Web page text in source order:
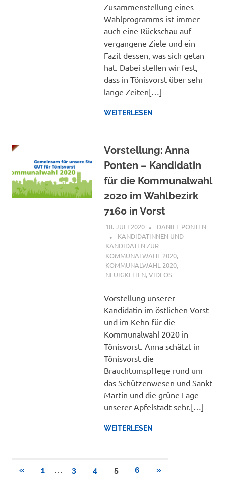
Zusammenstellung eines
Wahlprogramms ist immer
auch eine Rückschau auf
vergangene Ziele und ein
Fazit dessen, was sich getan
hat. Dabei stellen wir fest,
dass in Tönisvorst über sehr
lange Zeiten[…]
WEITERLESEN
Vorstellung: Anna
Ponten – Kandidatin
für die Kommunalwahl
2020 im Wahlbezirk
7160 in Vorst
18. JULI 2020
DANIEL PONTEN
KANDIDATINNEN UND
KANDIDATEN ZUR
KOMMUNALWAHL 2020,
KOMMUNALWAHL 2020,
NEUIGKEITEN,VIDEOS
Vorstellung unserer
Kandidatin im östlichen Vorst
und im Kehn für die
Kommunalwahl 2020 in
Tönisvorst. Anna schätzt in
Tönisvorst die
Brauchtumspflege rund um
das Schützenwesen und Sankt
Martin und die grüne Lage
unserer Apfelstadt sehr.[…]
WEITERLESEN
Seitennummerierung
«VORHERIGE
1 … 3 4 5 6
NÄCHSTE
»